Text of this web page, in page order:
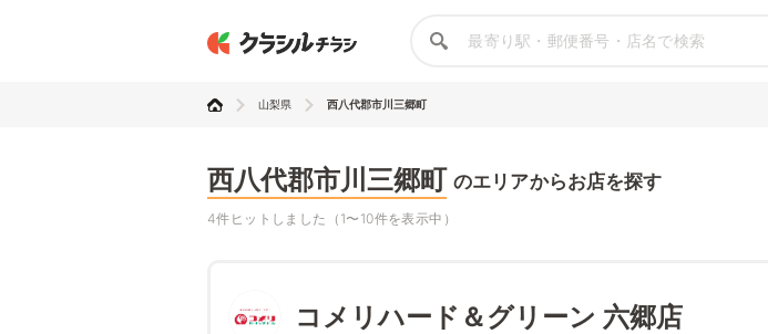
山梨県 西八代郡市川三郷町
西八代郡市川三郷町 のエリアからお店を探す
4件ヒットしました（1〜10件を表示中）
コメリハード＆グリーン 六郷店